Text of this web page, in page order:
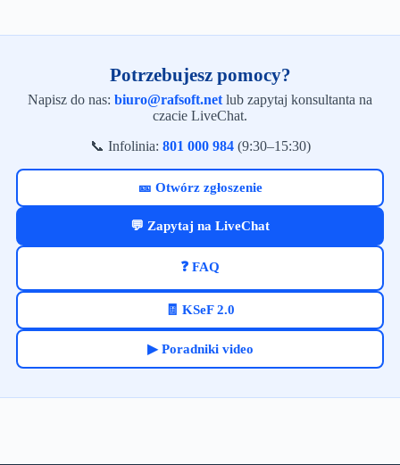
Potrzebujesz pomocy?
Napisz do nas: biuro@rafsoft.net lub zapytaj konsultanta na
czacie LiveChat.
📞 Infolinia: 801 000 984(9:30–15:30)
🎫 Otwórz zgłoszenie
💬 Zapytaj na LiveChat
❓ FAQ
🧾 KSeF 2.0
▶ Poradniki video